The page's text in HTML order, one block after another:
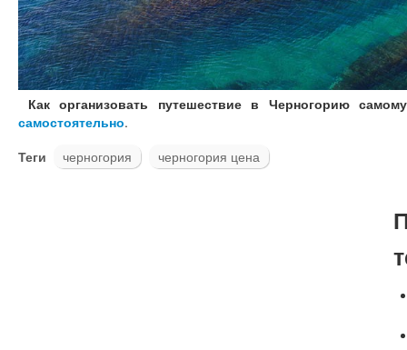
Как организовать путешествие в Черногорию
самостоятельно.
Теги
черногория черногория цена